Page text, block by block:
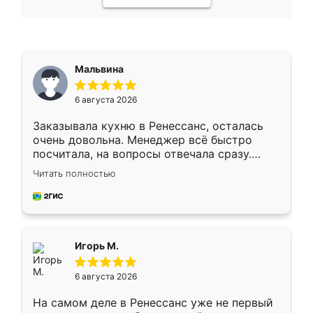
Мальвина
6 августа 2026
Заказывала кухню в Ренессанс, осталась
очень довольна. Менеджер всё быстро
посчитала, на вопросы отвечала сразу.
Замерщик приехал в субботу, подошёл к
делу со всей ответственностью. Собрали
за день, ребята работали аккуратно, даже
Читать полностью
Игорь М.
6 августа 2026
На самом деле в Ренессанс уже не первый